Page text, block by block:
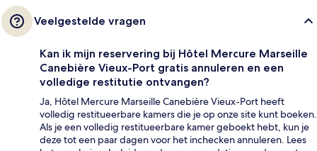
Veelgestelde vragen
Kan ik mijn reservering bij Hôtel Mercure Marseille
Canebière Vieux-Port gratis annuleren en een
volledige restitutie ontvangen?
Ja, Hôtel Mercure Marseille Canebière Vieux-Port heeft
volledig restitueerbare kamers die je op onze site kunt boeken.
Als je een volledig restitueerbare kamer geboekt hebt, kun je
deze tot een paar dagen voor het inchecken annuleren. Lees